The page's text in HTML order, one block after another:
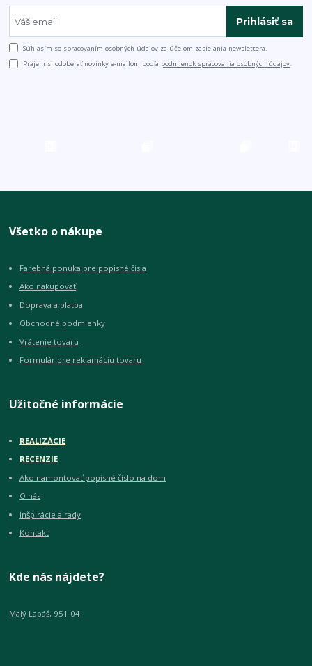
Prihlásiť sa
Súhlasím so spracovaním osobných údajov za účelom zasielania newslettera.
Prajem si odoberať novinky e-mailom podľa podmienok spracovania osobných údajov.
Všetko o nákupe
Farebná ponuka pre popisné čísla
Ako nakupovať
Doprava a platba
Obchodné podmienky
Vrátenie tovaru
Formulár pre reklamáciu tovaru
Užitočné informácie
REALIZÁCIE
RECENZIE
Ako namontovať popisné číslo na dom
O nás
Inšpirácie a rady
Kontakt
Kde nás nájdete?
Malý Lapáš, 951 04